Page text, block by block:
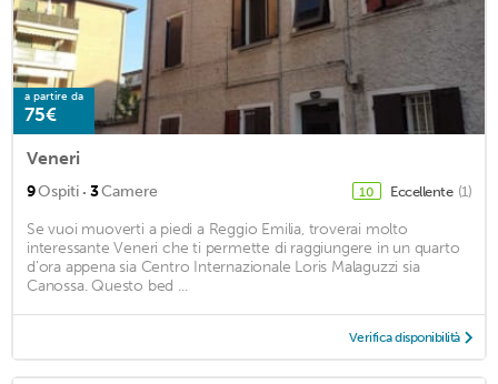
a partire da
75€
Veneri
9Ospiti · 3Camere 10 Eccellente (1)
Se vuoi muoverti a piedi a Reggio Emilia, troverai molto
interessante Veneri che ti permette di raggiungere in un quarto
d'ora appena sia Centro Internazionale Loris Malaguzzi sia
Canossa. Questo bed ...
Verifica disponibilità